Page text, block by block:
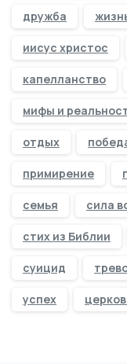
дружба
иисус христос
капелланство
мифы и
отдых
примирение
семья сила
стих из Библии
суицид
успех